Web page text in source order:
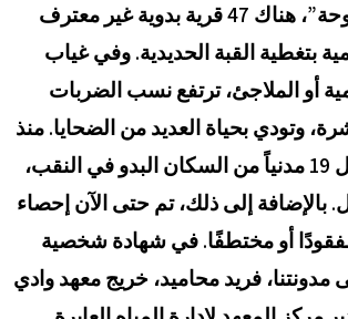
أنها “مناطق مفتوحة”، هناك 47 قرية بدوية غير معترف
بتغطية القبة الحديدية. وفي غياب
أو الملاجئ، ترتفع نسب الضربات
وتودي بحياة العديد من الضحايا. منذ
اندلاع الحرب، قُتل 19 مدنياً من السكان البدو في النقب،
6 أطفال. بالإضافة إلى ذلك، تم حتى الآن إحصاء
بدويًا مفقودًا أو مختطفًا. في شهادة شخصية
فريد محاميد، خريج معهد وادي